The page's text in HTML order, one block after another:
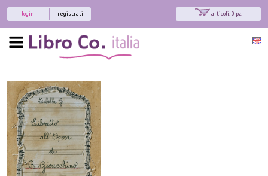
articoli: 0 pz.
registrati
login